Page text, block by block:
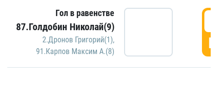
Гол в равенстве
87.Голдобин Николай(9)
2.Дронов Григорий(1),
91.Карпов Максим А.(8)